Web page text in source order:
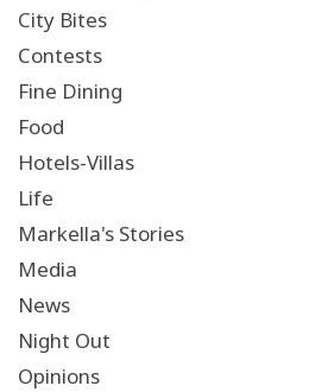
City Bites
Contests
Fine Dining
Food
Hotels-Villas
Life
Markella's Stories
Media
News
Night Out
Opinions